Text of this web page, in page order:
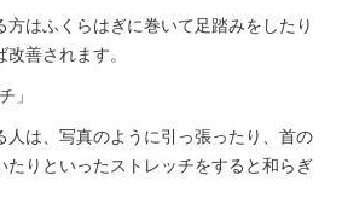
はふくらはぎに巻いて足踏みをしたり
善されます。
」
は、写真のように引っ張ったり、首の
りといったストレッチをすると和らぎ